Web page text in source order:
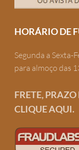
HORÁRIO DE
Segunda a Sexta-
para almoço das
FRETE,
CLIQUE AQUI.